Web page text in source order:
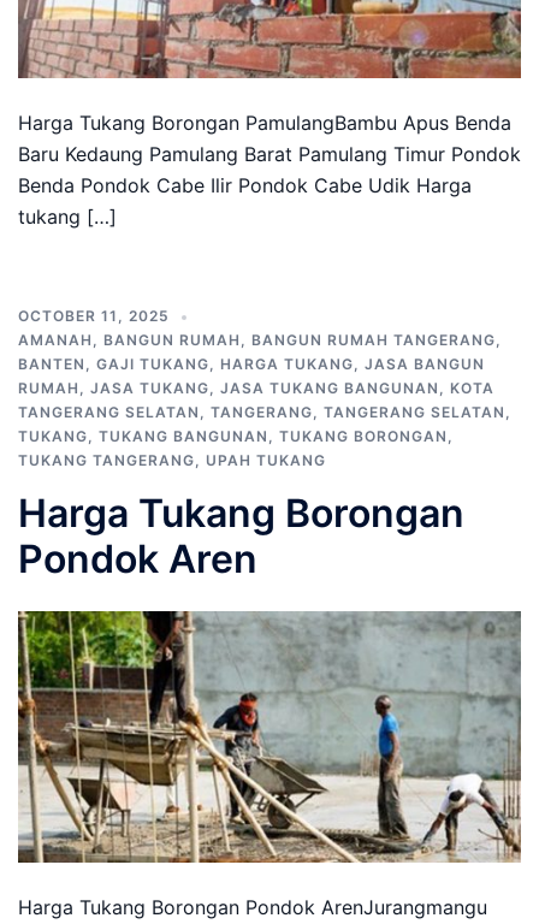
Harga Tukang Borongan PamulangBambu Apus Benda
Baru Kedaung Pamulang Barat Pamulang Timur Pondok
Benda Pondok Cabe Ilir Pondok Cabe Udik Harga
tukang […]
OCTOBER 11, 2025
AMANAH , BANGUN RUMAH , BANGUN RUMAH TANGERANG,
BANTEN , GAJI TUKANG, HARGA TUKANG, JASA BANGUN
RUMAH , JASA TUKANG, JASA TUKANG BANGUNAN , KOTA
TANGERANG SELATAN , TANGERANG, TANGERANG SELATAN ,
TUKANG, TUKANG BANGUNAN , TUKANG BORONGAN ,
TUKANG TANGERANG, UPAH TUKANG
Harga Tukang Borongan
Pondok Aren
Harga Tukang Borongan Pondok ArenJurangmangu